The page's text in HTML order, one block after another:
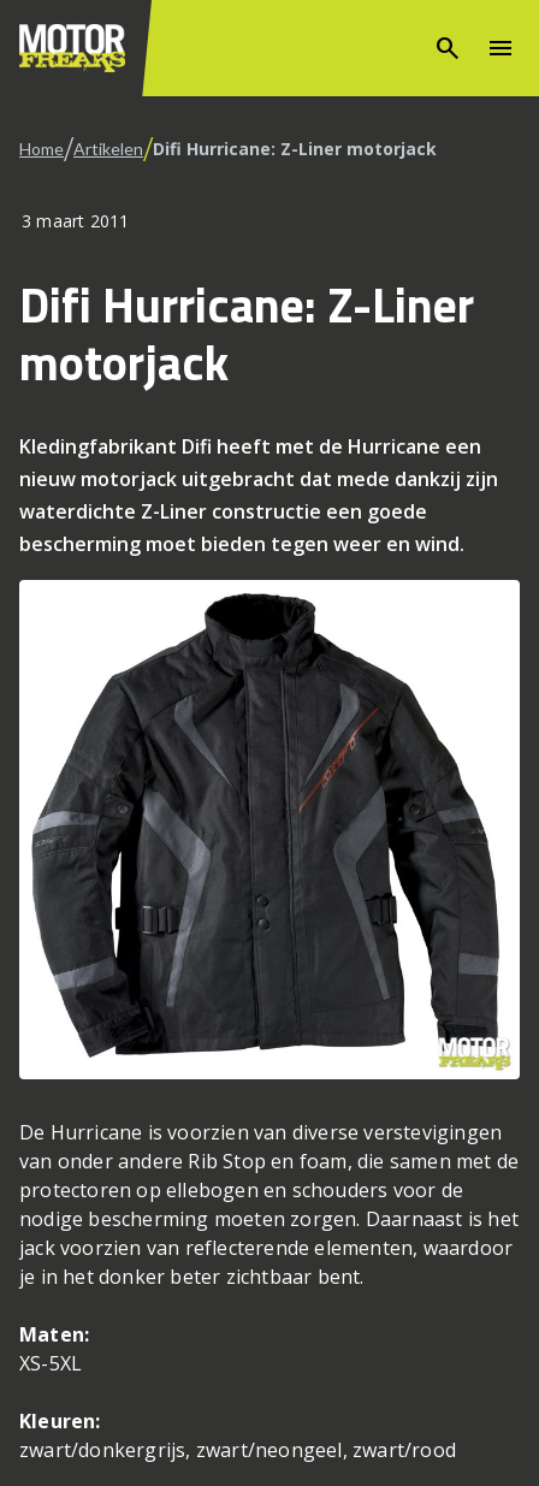
search menu
Home/Artikelen/Difi Hurricane: Z-Liner motorjack
3 maart 2011
Difi Hurricane: Z-Liner
motorjack
Kledingfabrikant Difi heeft met de Hurricane een
nieuw motorjack uitgebracht dat mede dankzij zijn
waterdichte Z-Liner constructie een goede
bescherming moet bieden tegen weer en wind.
De Hurricane is voorzien van diverse verstevigingen
van onder andere Rib Stop en foam, die samen met de
protectoren op ellebogen en schouders voor de
nodige bescherming moeten zorgen. Daarnaast is het
jack voorzien van reflecterende elementen, waardoor
je in het donker beter zichtbaar bent.
Maten:
XS-5XL
Kleuren:
zwart/donkergrijs, zwart/neongeel, zwart/rood